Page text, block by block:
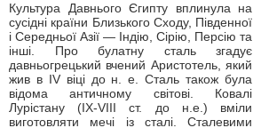
Культура Давнього Єгипту вплинула на
сусідні країни Близького Сходу, Південної
і Середньої Азії — Індію, Сірію, Персію та
інші. Про булатну сталь згадує
давньогрецький вчений Аристотель, який
жив в IV віці до н. е. Сталь також була
відома античному світові. Ковалі
Лурістану (IХ-VIII ст. до н.е.) вміли
виготовляти мечі із сталі. Сталевими